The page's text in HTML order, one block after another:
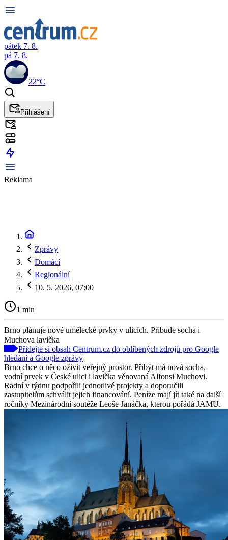
pátek 7. 8.
pá 7. 8.
22°C
Přihlášení
Reklama
Zprávy
Domácí
Regionální
10. 5. 2026, 07:00
1 min
Brno plánuje nové umělecké prvky v ulicích. Přibude socha i
Muchova lavička
Přidejte si obsah Centrum.cz do oblíbených zdrojů pro Google
hledání a Google zprávy
Brno chce o něco oživit veřejný prostor. Přibýt má nová socha,
vodní prvek v České ulici i lavička věnovaná Alfonsi Muchovi.
Radní v týdnu podpořili jednotlivé projekty a doporučili
zastupitelům schválit jejich financování. Peníze mají jít také na další
ročníky Mezinárodní soutěže Leoše Janáčka, kterou pořádá JAMU.